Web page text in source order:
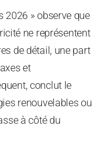
2026 » observe que
ne représentent
de détail, une part
et
conclut le
renouvelables ou
à côté du